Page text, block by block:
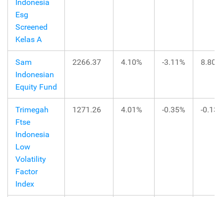
Indonesia
Esg
Screened
Kelas A
Sam
Indonesian
Equity Fund
2266.37 4.10% -3.11% 8.80%
Trimegah
Ftse
Indonesia
Low
Volatility
Factor
Index
1271.26 4.01% -0.35% -